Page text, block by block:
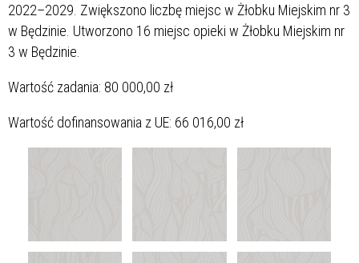
2022–2029. Zwiększono liczbę miejsc w Żłobku Miejskim nr 3
w Będzinie. Utworzono 16 miejsc opieki w Żłobku Miejskim nr
3 w Będzinie.
Wartość zadania: 80 000,00 zł
Wartość dofinansowania z UE: 66 016,00 zł